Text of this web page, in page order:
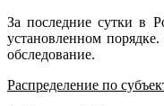
За последние сутки в
установленном
обследование.
Распределение по